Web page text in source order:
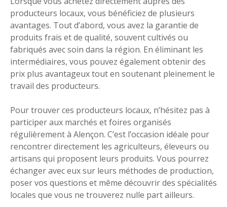
producteurs locaux, vous bénéficiez de plusieurs
avantages. Tout d’abord, vous avez la garantie de
produits frais et de qualité, souvent cultivés ou
fabriqués avec soin dans la région. En éliminant les
intermédiaires, vous pouvez également obtenir des
prix plus avantageux tout en soutenant pleinement le
travail des producteurs.
Pour trouver ces producteurs locaux, n’hésitez pas à
participer aux marchés et foires organisés
régulièrement à Alençon. C’est l’occasion idéale pour
rencontrer directement les agriculteurs, éleveurs ou
artisans qui proposent leurs produits. Vous pourrez
échanger avec eux sur leurs méthodes de production,
poser vos questions et même découvrir des spécialités
locales que vous ne trouverez nulle part ailleurs.